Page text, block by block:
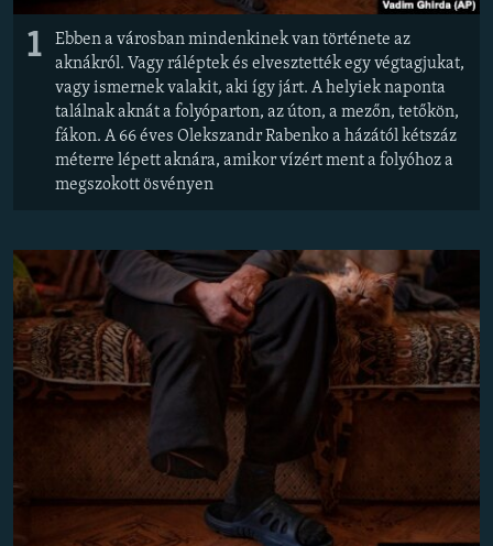
1
Ebben a városban mindenkinek van története az
aknákról. Vagy ráléptek és elvesztették egy végtagjukat,
vagy ismernek valakit, aki így járt. A helyiek naponta
találnak aknát a folyóparton, az úton, a mezőn, tetőkön,
fákon. A 66 éves Olekszandr Rabenko a házától kétszáz
méterre lépett aknára, amikor vízért ment a folyóhoz a
megszokott ösvényen